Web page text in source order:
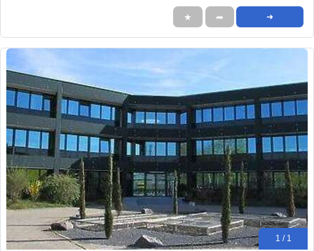
★ ➦ ➜
1 / 1